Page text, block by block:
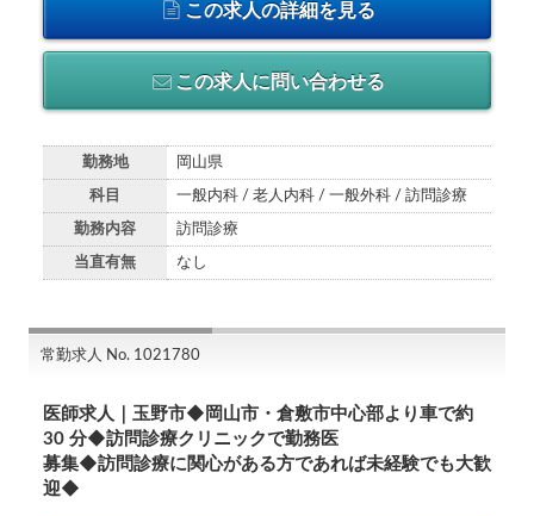
この求人の詳細を見る
この求人に問い合わせる
勤務地 岡山県
科目 一般内科 / 老人内科 / 一般外科 / 訪問診療
勤務内容 訪問診療
当直有無 なし
常勤求人 No. 1021780
医師求人｜玉野市◆岡山市・倉敷市中心部より車で約
30 分◆訪問診療クリニックで勤務医
募集◆訪問診療に関心がある方であれば未経験でも大歓
迎◆